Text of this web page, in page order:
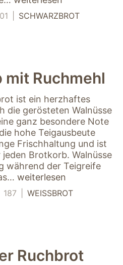
SCHWARZBROT
mit Ruchmehl
ist ein herzhaftes
die gerösteten Walnüsse
ganz besondere Note
hohe Teigausbeute
Frischhaltung und ist
Brotkorb. Walnüsse
während der Teigreife
weiterlesen
187 WEISSBROT
Ruchbrot